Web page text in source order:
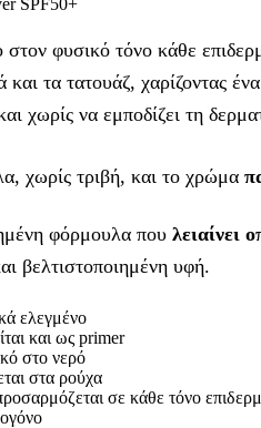
φυσικό τόνο κάθε
τα τατουάζ, χαρίζοντας ένα
χωρίς να εμποδίζει τη
χωρίς τριβή, και το χρώμα
φόρμουλα που λειαίνει
βελτιστοποιημένη υφή.
ελεγμένο
και ως primer
στο νερό
στα ρούχα
σε κάθε τόνο